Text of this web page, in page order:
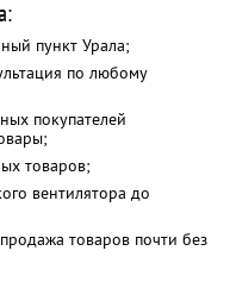
пункт Урала;
по любому
покупателей
товаров;
вентилятора до
товаров почти без